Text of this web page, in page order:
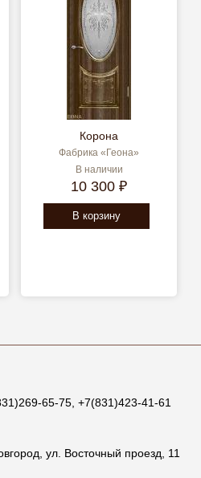
Корона
Фабрика «Геона»
В наличии
10 300 ₽
В корзину
65-75 +7(831)423-41-61
ул. Восточный проезд, 11